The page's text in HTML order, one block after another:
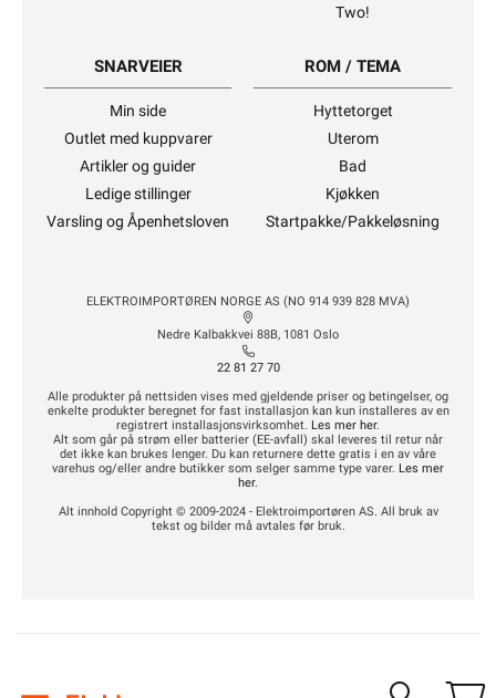
Two!
SNARVEIER
Min side
Outlet med kuppvarer
Artikler og guider
Ledige stillinger
Varsling og Åpenhetsloven
ROM / TEMA
Hyttetorget
Uterom
Bad
Kjøkken
Startpakke/Pakkeløsning
ELEKTROIMPORTØREN NORGE AS (NO 914 939 828 MVA)
Nedre Kalbakkvei 88B, 1081 Oslo
22 81 27 70
Alle produkter på nettsiden vises med gjeldende priser og betingelser, og
enkelte produkter beregnet for fast installasjon kan kun installeres av en
registrert installasjonsvirksomhet. Les mer her.
Alt som går på strøm eller batterier (EE-avfall) skal leveres til retur når
det ikke kan brukes lenger. Du kan returnere dette gratis i en av våre
varehus og/eller andre butikker som selger samme type varer. Les mer
her.
Alt innhold Copyright © 2009-2024 - Elektroimportøren AS. All bruk av
tekst og bilder må avtales før bruk.